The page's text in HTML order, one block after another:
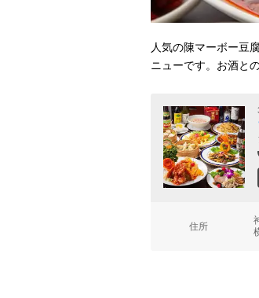
人気の陳マーボー豆
ニューです。お酒と
住所